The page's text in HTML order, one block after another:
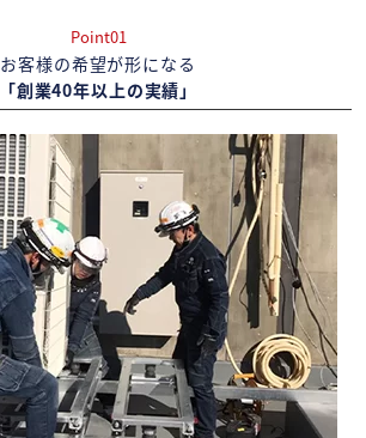
Point01
お客様の希望が形になる
「創業40年以上の実績」